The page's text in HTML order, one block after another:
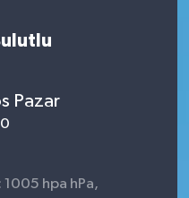
Pazar
1005 hpa hPa,